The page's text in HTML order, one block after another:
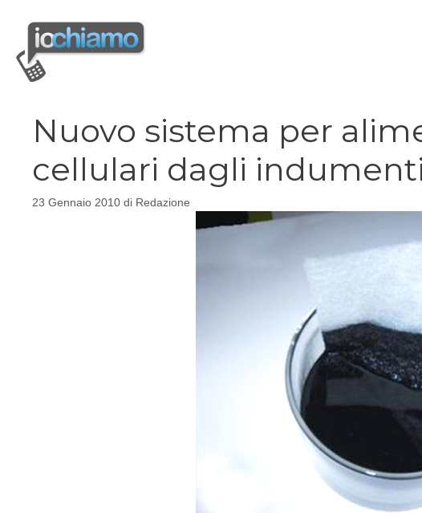
contenuto
Nuovo sistema per
cellulari dagli indumenti
23 Gennaio 2010 di Redazione